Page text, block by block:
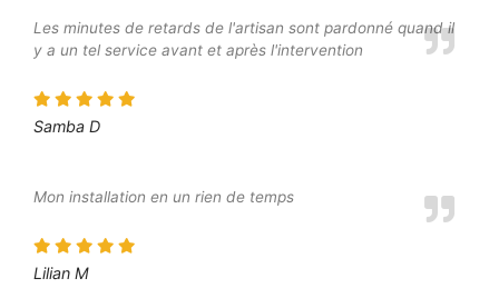
Les minutes de retards de l'artisan sont pardonné quand il
y a un tel service avant et après l'intervention
Samba D
Mon installation en un rien de temps
Lilian M